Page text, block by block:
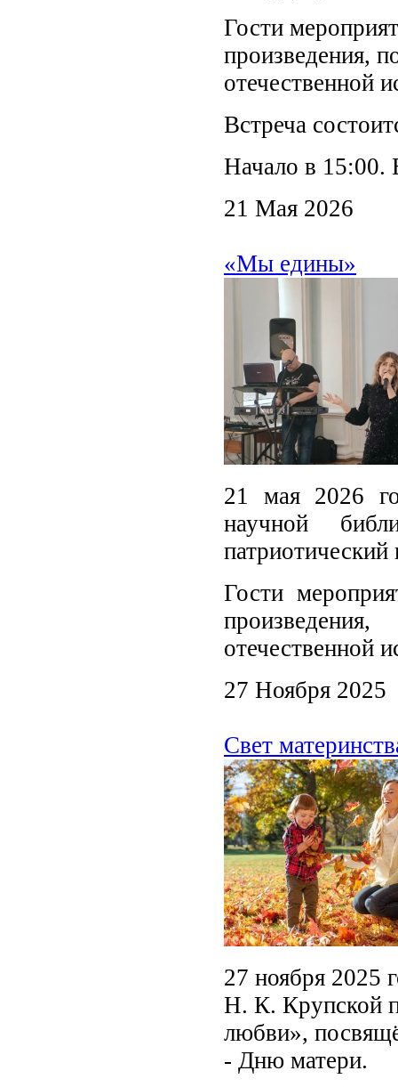
Гости
произведения,
отечественной
Встреча
Начало в 15:00.
21 Мая 2026
«Мы едины»
21 мая 2026
научной
Гости
отечественной
27 Ноября 2025
Свет
27 ноября 2025
Н. К. Крупской
любви»,
- Дню матери.